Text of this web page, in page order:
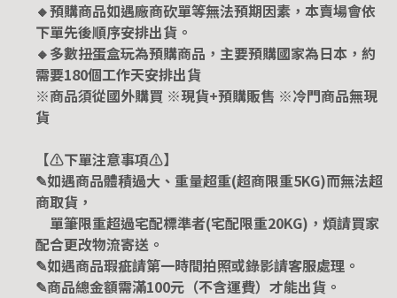
🔸預購商品如遇廠商砍單等無法預期因素，本賣場會依
下單先後順序安排出貨。
🔸多數扭蛋盒玩為預購商品，主要預購國家為日本，約
需要180個工作天安排出貨
※商品須從國外購買 ※現貨+預購販售 ※冷門商品無現
貨
【⚠️下單注意事項⚠️】
✎如遇商品體積過大、重量超重(超商限重5KG)而無法超
商取貨，
單筆限重超過宅配標準者(宅配限重20KG)，煩請買家
配合更改物流寄送。
✎如遇商品瑕疵請第一時間拍照或錄影請客服處理。
✎商品總金額需滿100元（不含運費）才能出貨。